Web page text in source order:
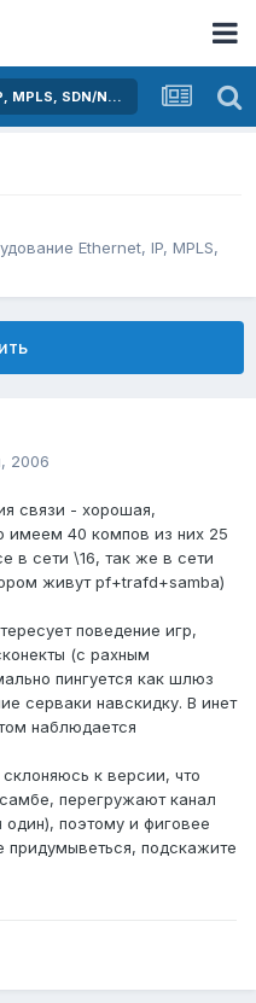
Активное оборудование Ethernet, IP, MPLS, SDN/NFV...
Ethernet, IP, MPLS,
2006
связи - хорошая,
имеем 40 компов из них 25
в сети \16, так же в сети
живут pf+trafd+samba)
поведение игр,
(с рахным
пингуется как шлюз
серваки навскидку. В инет
наблюдается
к версии, что
перегружают канал
один), поэтому и фиговее
придумыветься, подскажите